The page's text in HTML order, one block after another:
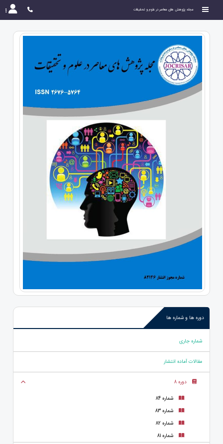
مجله پژوهش های معاصر در علوم و تحقیقات
دوره ها و شماره ها
شماره جاری
مقالات آماده انتشار
دوره 8
شماره 84
شماره 83
شماره 82
شماره 81